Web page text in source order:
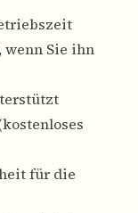
Sie ihn
für die